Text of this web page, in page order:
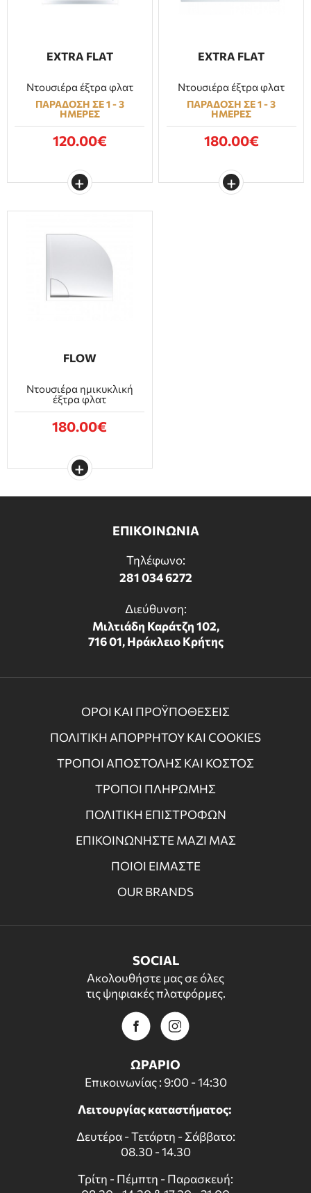
EXTRA FLAT
Ντουσιέρα έξτρα φλατ
ΠΑΡΑΔΟΣΗ ΣΕ 1 - 3
ΗΜΕΡΕΣ
120.00€
EXTRA FLAT
Ντουσιέρα έξτρα φλατ
ΠΑΡΑΔΟΣΗ ΣΕ 1 - 3
ΗΜΕΡΕΣ
180.00€
FLOW
Ντουσιέρα ημικυκλική
έξτρα φλατ
180.00€
ΕΠΙΚΟΙΝΩΝΙΑ
Τηλέφωνο:
281 034 6272
Διεύθυνση:
Μιλτιάδη Καράτζη 102,
716 01, Ηράκλειο Κρήτης
ΟΡΟΙ ΚΑΙ ΠΡΟΫΠΟΘΕΣΕΙΣ
ΠΟΛΙΤΙΚΗ ΑΠΟΡΡΗΤΟΥ ΚΑΙ COOKIES
ΤΡΟΠΟΙ ΑΠΟΣΤΟΛΗΣ ΚΑΙ ΚΟΣΤΟΣ
ΤΡΟΠΟΙ ΠΛΗΡΩΜΗΣ
ΠΟΛΙΤΙΚΗ ΕΠΙΣΤΡΟΦΩΝ
ΕΠΙΚΟΙΝΩΝΗΣΤΕ ΜΑΖΙ ΜΑΣ
ΠΟΙΟΙ ΕΙΜΑΣΤΕ
OUR BRANDS
SOCIAL
Ακολουθήστε μας σε όλες
τις ψηφιακές πλατφόρμες.
ΩΡΑΡΙΟ
Επικοινωνίας : 9:00 - 14:30
Λειτουργίας καταστήματος:
Δευτέρα - Τετάρτη - Σάββατο:
08.30 - 14.30
Τρίτη - Πέμπτη - Παρασκευή: